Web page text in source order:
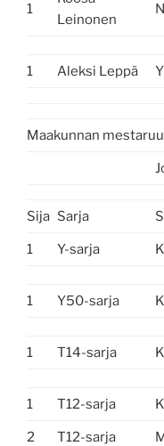
1
Leinonen
1 Aleksi Leppä
Maakunnan
Sija Sarja
1 Y-sarja
1 Y50-sarja
1 T14-sarja
1 T12-sarja
2 T12-sarja